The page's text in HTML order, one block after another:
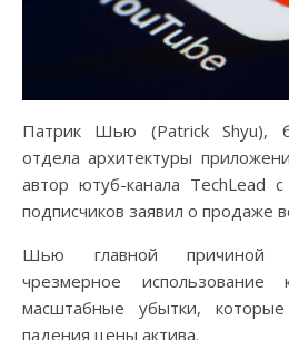
Патрик Шью (Patrick Shyu),
отдела архитектуры
автор ютуб-канала TechLead
подписчиков заявил о продаже
Шью главной причиной
чрезмерное
масштабные убытки,
падения цены актива.